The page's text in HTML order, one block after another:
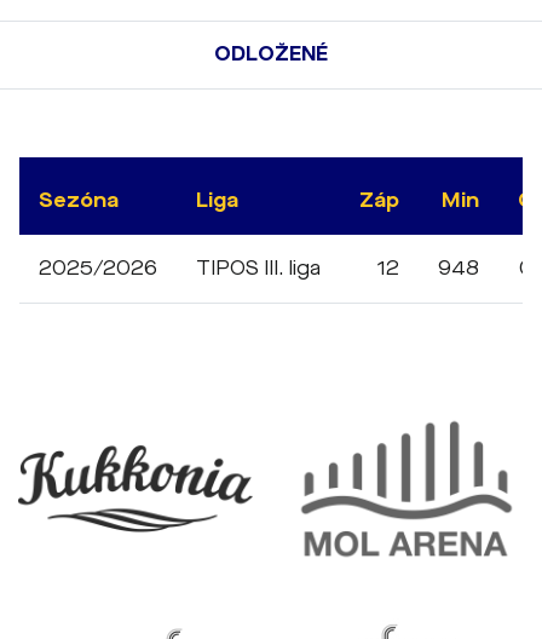
ODLOŽENÉ
Sezóna Liga Záp Min G
2025/2026 TIPOS III. liga 12 948 0